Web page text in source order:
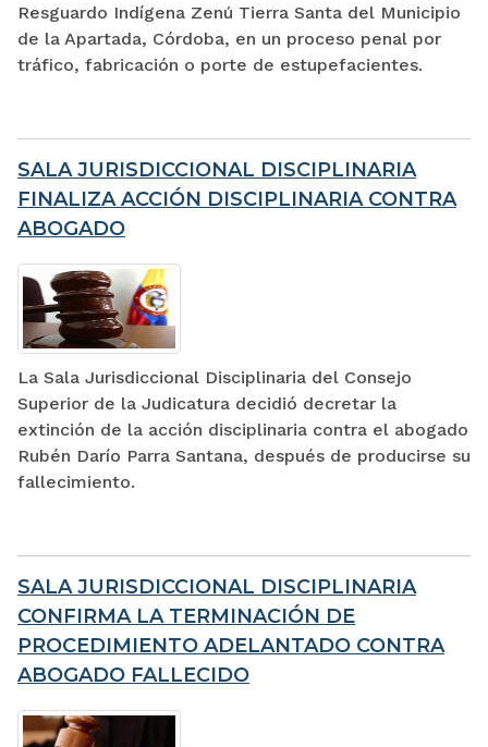
Resguardo Indígena Zenú Tierra Santa del Municipio
de la Apartada, Córdoba, en un proceso penal por
tráfico, fabricación o porte de estupefacientes.
SALA JURISDICCIONAL DISCIPLINARIA
FINALIZA ACCIÓN DISCIPLINARIA CONTRA
ABOGADO
La Sala Jurisdiccional Disciplinaria del Consejo
Superior de la Judicatura decidió decretar la
extinción de la acción disciplinaria contra el abogado
Rubén Darío Parra Santana, después de producirse su
fallecimiento.
SALA JURISDICCIONAL DISCIPLINARIA
CONFIRMA LA TERMINACIÓN DE
PROCEDIMIENTO ADELANTADO CONTRA
ABOGADO FALLECIDO